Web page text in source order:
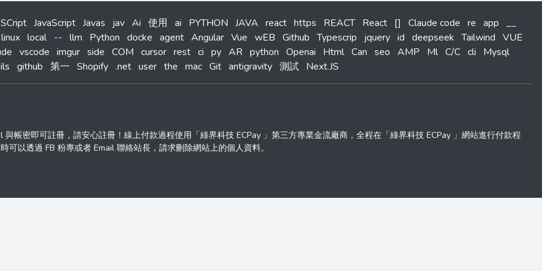
JavaScript Javas jav Ai 使用 ai PYTHON JAVA react https REACT React [] Claude code re app __
linux local -- llm Python docke agent Angular Vue wEB Github Typescrip jquery id deepseek Tailwind VUE
vscode imgur side COM cursor rest ci py AR python Openai Html Can seo AMP Ml C/C cli
Mysql
github 第一 Shopify .net user the mac Git antigravity 測試 Next.JS
帳密即可註冊，請安心註冊！線上付款過程使用「綠界科技 ECPay 」第三方專業金流廠商，全程在「綠界科技 ECPay 」網站進行付款程
以透過 FB 粉專或者 Email 聯絡站長，請求刪除網站上的個人資料。